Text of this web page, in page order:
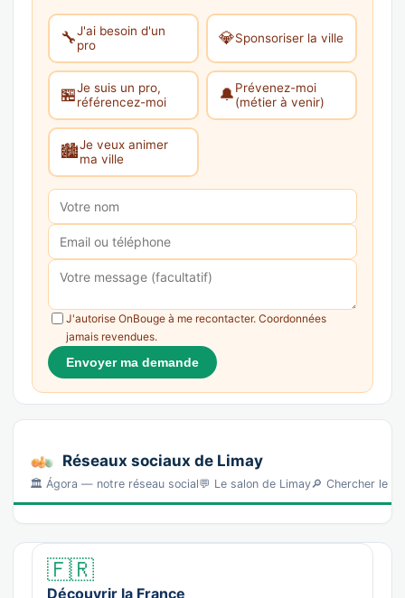
🔧J'ai besoin d'un
pro
💎Sponsoriser la ville
🏪Je suis un pro,
référencez-moi
🔔Prévenez-moi
(métier à venir)
🏙️Je veux animer
ma ville
J'autorise OnBouge à me recontacter. Coordonnées
jamais revendues.
Envoyer ma demande
Réseaux sociaux de Limay
🏛️ Ágora — notre réseau social💬 Le salon de Limay🔎 Chercher le
🇫🇷
Découvrir la France